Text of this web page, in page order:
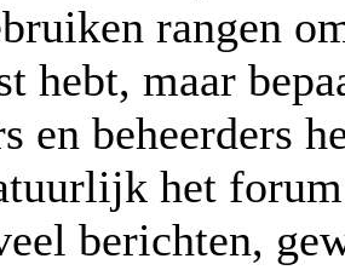
rangen
hebt, maar
en beheerders
het
berichten,